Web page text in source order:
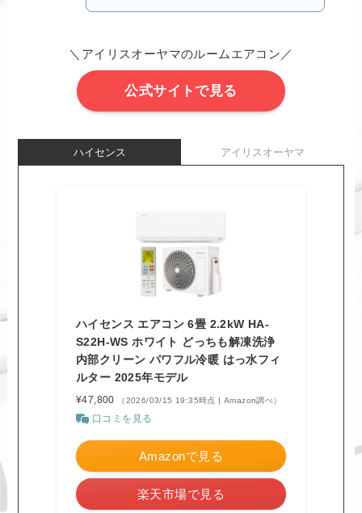
＼アイリスオーヤマのルームエアコン／
公式サイトで見る
ハイセンス アイリスオーヤマ
ハイセンス エアコン 6畳 2.2kW HA-
S22H-WS ホワイト どっちも解凍洗浄
内部クリーン パワフル冷暖 はっ水フィ
ルター 2025年モデル
¥47,800 （2026/03/15 19:35時点 | Amazon調べ）
口コミを見る
Amazonで見る
楽天市場で見る